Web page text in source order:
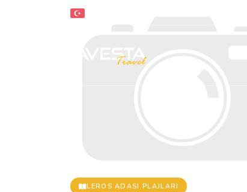
LEROS ADASI PLAJLARI